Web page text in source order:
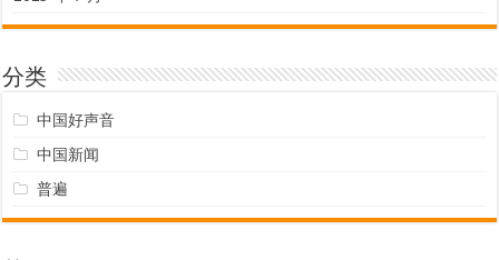
分类
中国好声音
中国新闻
普遍